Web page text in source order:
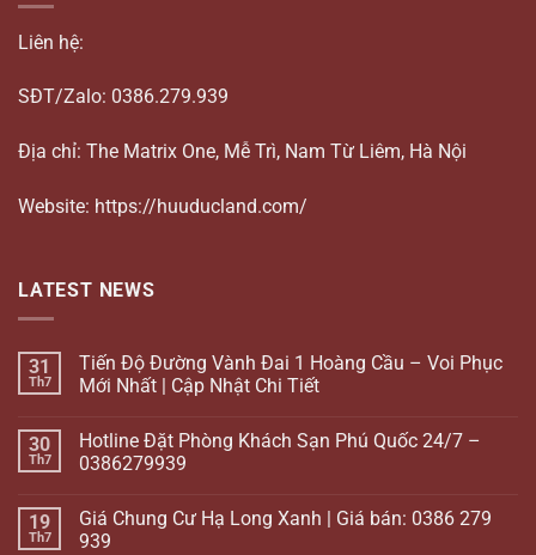
Liên hệ:
SĐT/Zalo: 0386.279.939
Địa chỉ: The Matrix One, Mễ Trì, Nam Từ Liêm, Hà Nội
Website: https://huuducland.com/
LATEST NEWS
31
Th7
Tiến Độ Đường Vành Đai 1 Hoàng Cầu – Voi Phục
Mới Nhất | Cập Nhật Chi Tiết
30
Th7
Hotline Đặt Phòng Khách Sạn Phú Quốc 24/7 –
0386279939
19
Th7
Giá Chung Cư Hạ Long Xanh | Giá bán: 0386 279
939